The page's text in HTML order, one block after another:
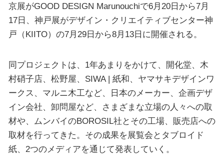
京展がGOOD DESIGN Marunouchiで6月20日から7月
17日、神戸展がデザイン・クリエイティブセンター神
戸（KIITO）の7月29日から8月13日に開催される。
同プロジェクトは、1年あまりをかけて、開化堂、木
村硝子店、松野屋、SIWA | 紙和、ヤマサキデザインワ
ークス、マルニ木工など、日本のメーカー、企画デザ
イン会社、卸問屋など、さまざまな立場の人々への取
材や、ムンバイのBOROSIL社とその工場、販売店への
取材を行ってきた。その成果を展覧会とタブロイド
紙、2つのメディアを通じて発表していく。